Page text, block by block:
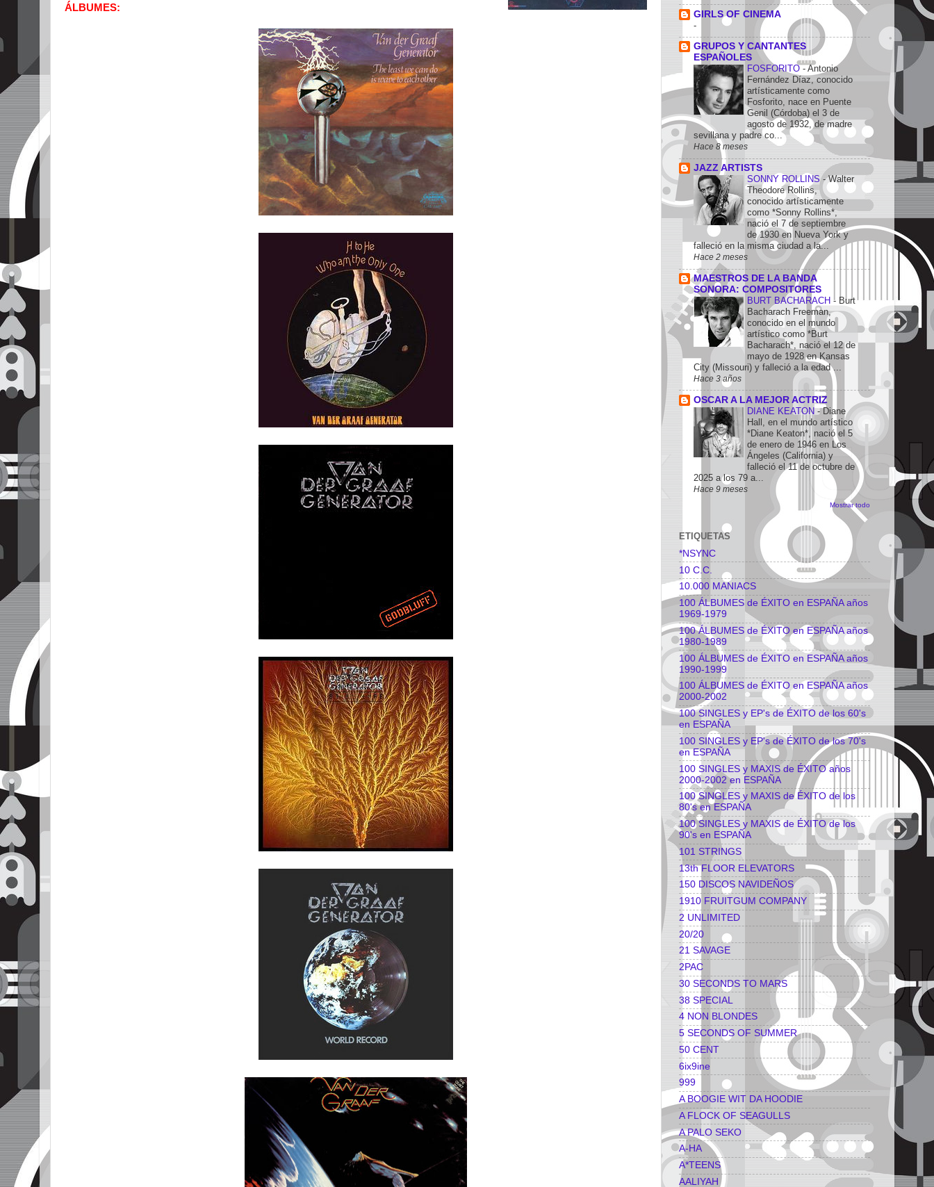
ÁLBUMES:
GIRLS OF CINEMA
-
GRUPOS Y CANTANTES
ESPAÑOLES
FOSFORITO-Antonio
Fernández Díaz, conocido
artísticamente como
Fosforito, nace en Puente
Genil (Córdoba) el 3 de
agosto de 1932, de madre
sevillana y padre co...
Hace 8 meses
JAZZ ARTISTS
SONNY ROLLINS-Walter
Theodore Rollins,
conocido artísticamente
como *Sonny Rollins*,
nació el 7 de septiembre
de 1930 en Nueva York y
falleció en la misma ciudad a la...
Hace 2 meses
MAESTROS DE LA BANDA
SONORA: COMPOSITORES
BURT BACHARACH - Burt
Bacharach Freeman,
conocido en el mundo
artístico como *Burt
Bacharach*, nació el 12 de
mayo de 1928 en Kansas
City (Missouri) y falleció a la edad ...
Hace 3 años
OSCAR A LA MEJOR ACTRIZ
DIANE KEATON-Diane
Hall, en el mundo artístico
*Diane Keaton*, nació el 5
de enero de 1946 en Los
Ángeles (California) y
falleció el 11 de octubre de
2025 a los 79 a...
Hace 9 meses
Mostrar todo
ETIQUETAS
*NSYNC
10 C.C.
10.000 MANIACS
100 ÁLBUMES de ÉXITO en ESPAÑA años
1969-1979
100 ÁLBUMES de ÉXITO en ESPAÑA años
1980-1989
100 ÁLBUMES de ÉXITO en ESPAÑA años
1990-1999
100 ÁLBUMES de ÉXITO en ESPAÑA años
2000-2002
100 SINGLES y EP's de ÉXITO de los 60's
en ESPAÑA
100 SINGLES y EP's de ÉXITO de los 70's
en ESPAÑA
100 SINGLES y MAXIS de ÉXITO años
2000-2002 en ESPAÑA
100 SINGLES y MAXIS de ÉXITO de los
80's en ESPAÑA
100 SINGLES y MAXIS de ÉXITO de los
90's en ESPAÑA
101 STRINGS
13th FLOOR ELEVATORS
150 DISCOS NAVIDEÑOS
1910 FRUITGUM COMPANY
2 UNLIMITED
20/20
21 SAVAGE
2PAC
30 SECONDS TO MARS
38 SPECIAL
4 NON BLONDES
5 SECONDS OF SUMMER
50 CENT
6ix9ine
999
A BOOGIE WIT DA HOODIE
A FLOCK OF SEAGULLS
A PALO SEKO
A-HA
A*TEENS
AALIYAH